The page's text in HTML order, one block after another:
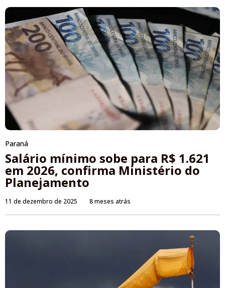
Paraná
Salário mínimo sobe para R$ 1.621
em 2026, confirma Ministério do
Planejamento
11 de dezembro de 2025 8 meses atrás